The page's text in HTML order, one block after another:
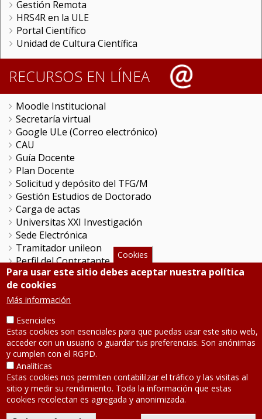
Gestión Remota
HRS4R en la ULE
Portal Científico
Unidad de Cultura Científica
RECURSOS EN LÍNEA
Moodle Institucional
Secretaría virtual
Google ULe (Correo electrónico)
CAU
Guía Docente
Plan Docente
Solicitud y depósito del TFG/M
Gestión Estudios de Doctorado
Carga de actas
Universitas XXI Investigación
Sede Electrónica
Tramitador unileon
Perfil del Contratante
Portal del Empleado
Servicio de Informática y Comunicaciones
SÍGUENOS
Teléfono: 987 291 000
Aviso legal-Política de privacidad
Mapa de la web
2020 © Universidad de León
Cookies
Para usar este sitio debes aceptar nuestra política
de cookies
Más información
Esenciales
Estas cookies son esenciales para que puedas usar este sitio web,
acceder con un usuario o guardar tus preferencias. Son anónimas
y cumplen con el RGPD.
Analíticas
Estas cookies nos permiten contabililzar el tráfico y las visitas al
sitio y medir su rendimiento. Toda la información que estas
cookies recolectan es agregada y anonimizada.